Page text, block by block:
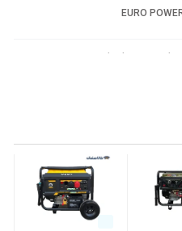
ریموت استارت